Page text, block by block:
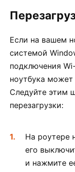
Если на вашем
системой
подключения
ноутбука
Следуйте этим
перезагрузки:
На роутере
его
и нажмите